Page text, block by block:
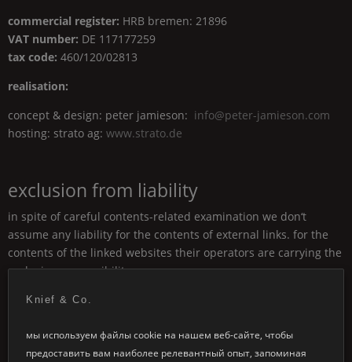
commercial register: HRB bremen: 21896
VAT number: DE 117177259
tax code: 460/120/02813
realisation:
concept & design: peter jamieson: info@peter-jamieson.com
hosting: strato ag: www.strato.de
exclusion from liability
in spite of careful contents-related examination we don‘t
assume any liability for the contents of external links. for the
contents of the linked websites their operators are carrying the
exclusive responsibility.
legal disclaimer
the content of theKnief & Co. GmbHwebsite is published in
Knief & Co.
мы используем файлы cookie на нашем веб-сайте, чтобы
предоставить вам наиболее релевантный опыт, запоминая